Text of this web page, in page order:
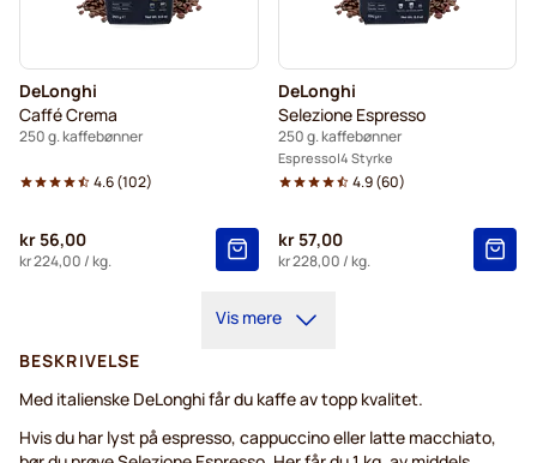
DeLonghi
Caffé Crema
250 g. kaffebønner
4.6(102)
kr 56,00
kr 224,00 / kg.
DeLonghi
Selezione Espresso
250 g. kaffebønner
Espresso 4 Styrke
4.9(60)
kr 57,00
kr 228,00 / kg.
Vis mere
BESKRIVELSE
Med italienske DeLonghi får du kaffe av topp kvalitet.
Hvis du har lyst på espresso, cappuccino eller latte macchiato,